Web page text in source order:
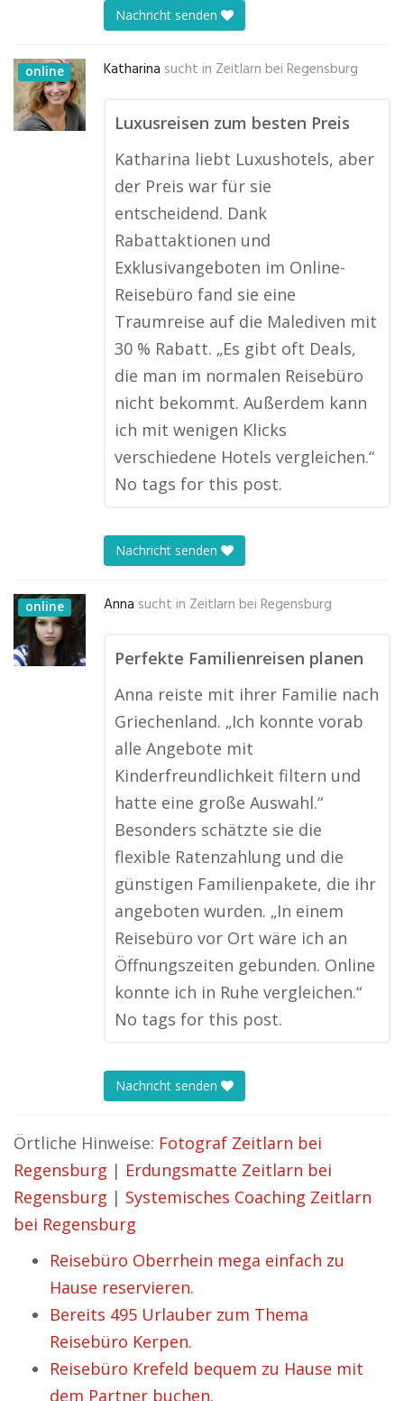
Nachricht senden
online Katharina sucht in Zeitlarn bei Regensburg
Luxusreisen zum besten Preis
Katharina liebt Luxushotels, aber
der Preis war für sie
entscheidend. Dank
Rabattaktionen und
Exklusivangeboten im Online-
Reisebüro fand sie eine
Traumreise auf die Malediven mit
30 % Rabatt. „Es gibt oft Deals,
die man im normalen Reisebüro
nicht bekommt. Außerdem kann
ich mit wenigen Klicks
verschiedene Hotels vergleichen.“
No tags for this post.
Nachricht senden
online Anna sucht in Zeitlarn bei Regensburg
Perfekte Familienreisen planen
Anna reiste mit ihrer Familie nach
Griechenland. „Ich konnte vorab
alle Angebote mit
Kinderfreundlichkeit filtern und
hatte eine große Auswahl.“
Besonders schätzte sie die
flexible Ratenzahlung und die
günstigen Familienpakete, die ihr
angeboten wurden. „In einem
Reisebüro vor Ort wäre ich an
Öffnungszeiten gebunden. Online
konnte ich in Ruhe vergleichen.“
No tags for this post.
Nachricht senden
Örtliche Hinweise: Fotograf Zeitlarn bei
Regensburg | Erdungsmatte Zeitlarn bei
Regensburg | Systemisches Coaching Zeitlarn
bei Regensburg
Reisebüro Oberrhein mega einfach zu
Hause reservieren.
Bereits 495 Urlauber zum Thema
Reisebüro Kerpen.
Reisebüro Krefeld bequem zu Hause mit
dem Partner buchen.